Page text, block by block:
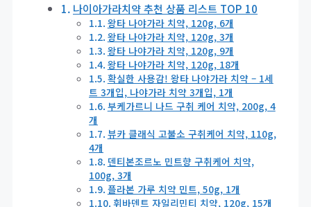
나이아가라치약 추천 상품 리스트 TOP 10
왕타 나야가라 치약, 120g, 6개
왕타 나야가라 치약, 120g, 3개
왕타 나야가라 치약, 120g, 9개
왕타 나야가라 치약, 120g, 18개
확실한 사용감! 왕타 나야가라 치약 – 1세
트 3개입, 나야가라 치약 3개입, 1개
부케가르니 나드 구취 케어 치약, 200g, 4
개
뷰카 클래식 고불소 구취케어 치약, 110g,
4개
덴티본조르노 민트향 구취케어 치약,
100g, 3개
플라본 가루 치약 민트, 50g, 1개
휘바덴트 자일리민티 치약, 120g, 15개